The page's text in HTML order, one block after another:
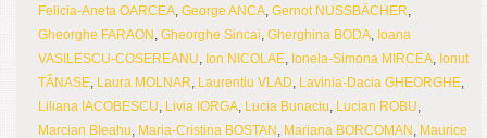
Felicia-Aneta OARCEA, George ANCA, Gernot NUSSBÄCHER,
Gheorghe FARAON , Gheorghe Sincai, Gherghina BODA, Ioana
VASILESCU-COSEREANU, Ion NICOLAE, Ionela-Simona MIRCEA, Ionut
TÃNASE, Laura MOLNAR, Laurentiu VLAD, Lavinia-Dacia GHEORGHE,
Liliana IACOBESCU, Livia IORGA, Lucia Bunaciu, Lucian ROBU,
Marcian Bleahu, Maria-Cristina BOSTAN , Mariana BORCOMAN , Maurice